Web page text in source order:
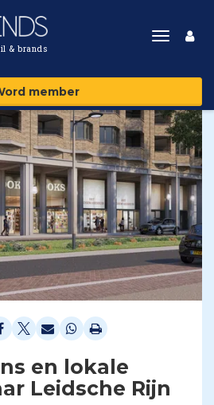
& brands
Toggle
member
en lokale
Leidsche Rijn